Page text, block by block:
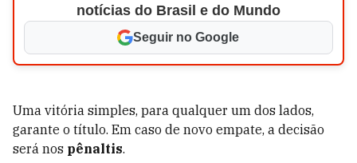
notícias do Brasil e do Mundo
Seguir no Google
Uma vitória simples, para qualquer um dos lados,
garante o título. Em caso de novo empate, a decisão
será nos pênaltis.